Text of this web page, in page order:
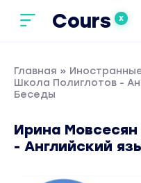
Cours X
Главная »
Школа Полиглотов -
Беседы
Ирина
- Английский